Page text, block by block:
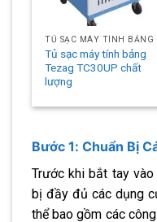
TỦ SẠC MÁY TÍNH BẢNG
Tủ sạc máy tính bảng
Tezag TC30UP chất
lượng
Bước 1: Chuẩn Bị
Trước khi bắt tay
bị đầy đủ các dụng
thể bao gồm các